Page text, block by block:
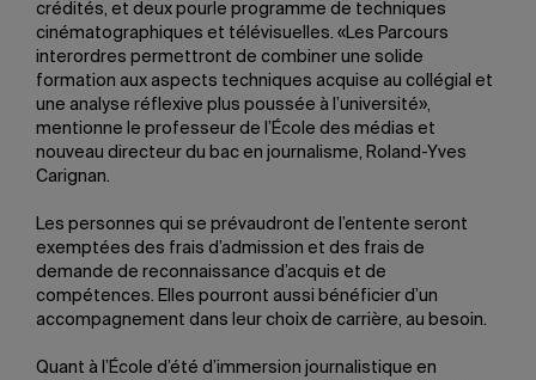
crédités, et deux pourle programme de techniques
cinématographiques et télévisuelles. «Les Parcours
interordres permettront de combiner une solide
formation aux aspects techniques acquise au collégial et
une analyse réflexive plus poussée à l’université»,
mentionne le professeur de l’École des médias et
nouveau directeur du bac en journalisme, Roland-Yves
Carignan.
Les personnes qui se prévaudront de l’entente seront
exemptées des frais d’admission et des frais de
demande de reconnaissance d’acquis et de
compétences. Elles pourront aussi bénéficier d’un
accompagnement dans leur choix de carrière, au besoin.
Quant à l’École d’été d’immersion journalistique en